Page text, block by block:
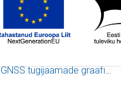
GNSS tugijaamade graafikud